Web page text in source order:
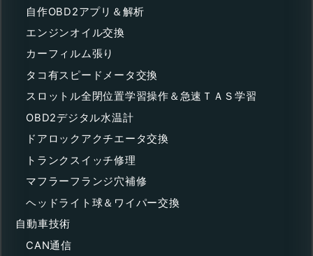
自作OBD2アプリ＆解析
エンジンオイル交換
カーフィルム張り
タコ有スピードメータ交換
スロットル全閉位置学習操作＆急速ＴＡＳ学習
OBD2デジタル水温計
ドアロックアクチエータ交換
トランクスイッチ修理
マフラーフランジ穴補修
ヘッドライト球＆ワイパー交換
自動車技術
CAN通信